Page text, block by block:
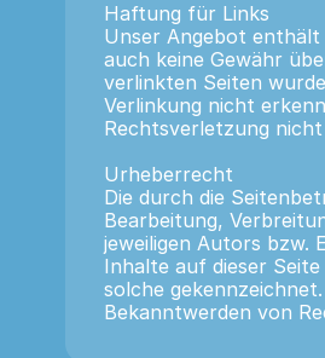
Haftung für Links
Unser Angebot
auch keine Gewähr
verlinkten Seiten
Verlinkung nicht
Rechtsverletzung
Urheberrecht
Die durch die
Bearbeitung,
jeweiligen Autors bzw.
Inhalte auf dieser
solche
Bekanntwerden von